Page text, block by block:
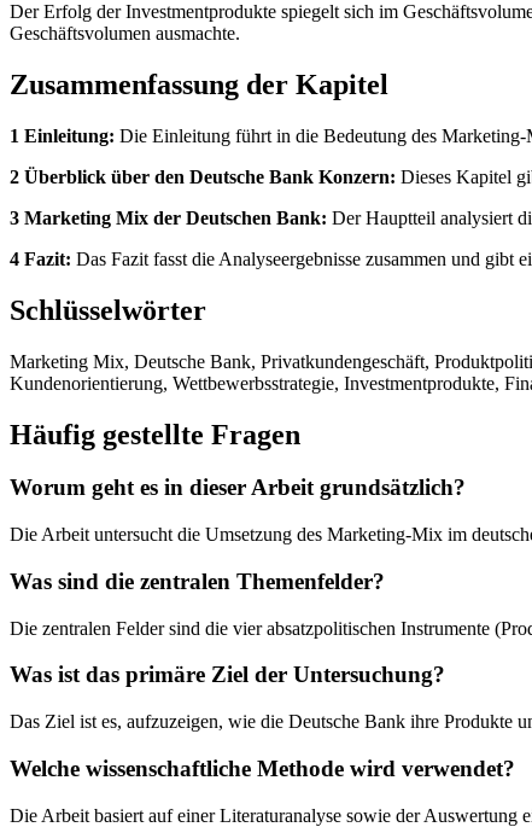
Der Erfolg der Investmentprodukte spiegelt sich im
Geschäftsvolumen ausmachte.
Zusammenfassung der Kapitel
1 Einleitung: Die Einleitung führt in die Bedeutung des
2 Überblick über den Deutsche Bank Konzern: Dieses Kapitel
3 Marketing Mix der Deutschen Bank: Der Hauptteil analysiert
4 Fazit: Das Fazit fasst die Analyseergebnisse zusammen und
Schlüsselwörter
Marketing Mix, Deutsche Bank, Privatkundengeschäft,
Kundenorientierung, Wettbewerbsstrategie, Investmentprodukte,
Häufig gestellte Fragen
Worum geht es in dieser Arbeit grundsätzlich?
Die Arbeit untersucht die Umsetzung des Marketing-Mix im
Was sind die zentralen Themenfelder?
Die zentralen Felder sind die vier absatzpolitischen Instrumente
Was ist das primäre Ziel der Untersuchung?
Das Ziel ist es, aufzuzeigen, wie die Deutsche Bank ihre Produkte
Welche wissenschaftliche Methode wird verwendet?
Die Arbeit basiert auf einer Literaturanalyse sowie der